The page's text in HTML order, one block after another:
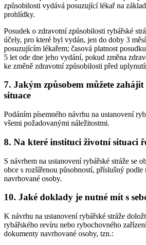
způsobilosti vydává posuzující lékař na
prohlídky.
Posudek o zdravotní způsobilosti rybářské
účely, pro které byl vydán, jen do doby 3
posuzujícím lékařem; časová platnost
5 let ode dne jeho vydání, pokud změna
ke změně zdravotní způsobilosti před
7. Jakým způsobem můžete
situace
Podáním písemného návrhu na ustanovení
všemi požadovanými náležitostmi.
8. Na které instituci životní situaci
S návrhem na ustanovení rybářské stráže se
obce s rozšířenou působností, příslušný
navrhované osoby.
10. Jaké doklady je nutné mít s
K návrhu na ustanovení rybářské stráže
rybářského revíru nebo rybochovného
dokumenty navrhované osoby, tzn.: